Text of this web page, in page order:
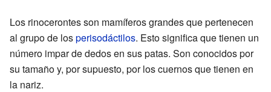
Los rinocerontes son mamíferos grandes que pertenecen
al grupo de losperisodáctilos. Esto significa que tienen un
número impar de dedos en sus patas. Son conocidos por
su tamaño y, por supuesto, por los cuernos que tienen en
la nariz.